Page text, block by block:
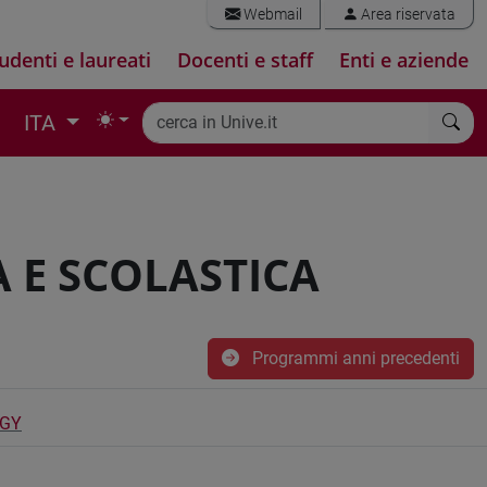
Webmail Area riservata
e laureati Docenti e staff Enti e aziende
ITA
SCOLASTICA
Programmi anni precedenti